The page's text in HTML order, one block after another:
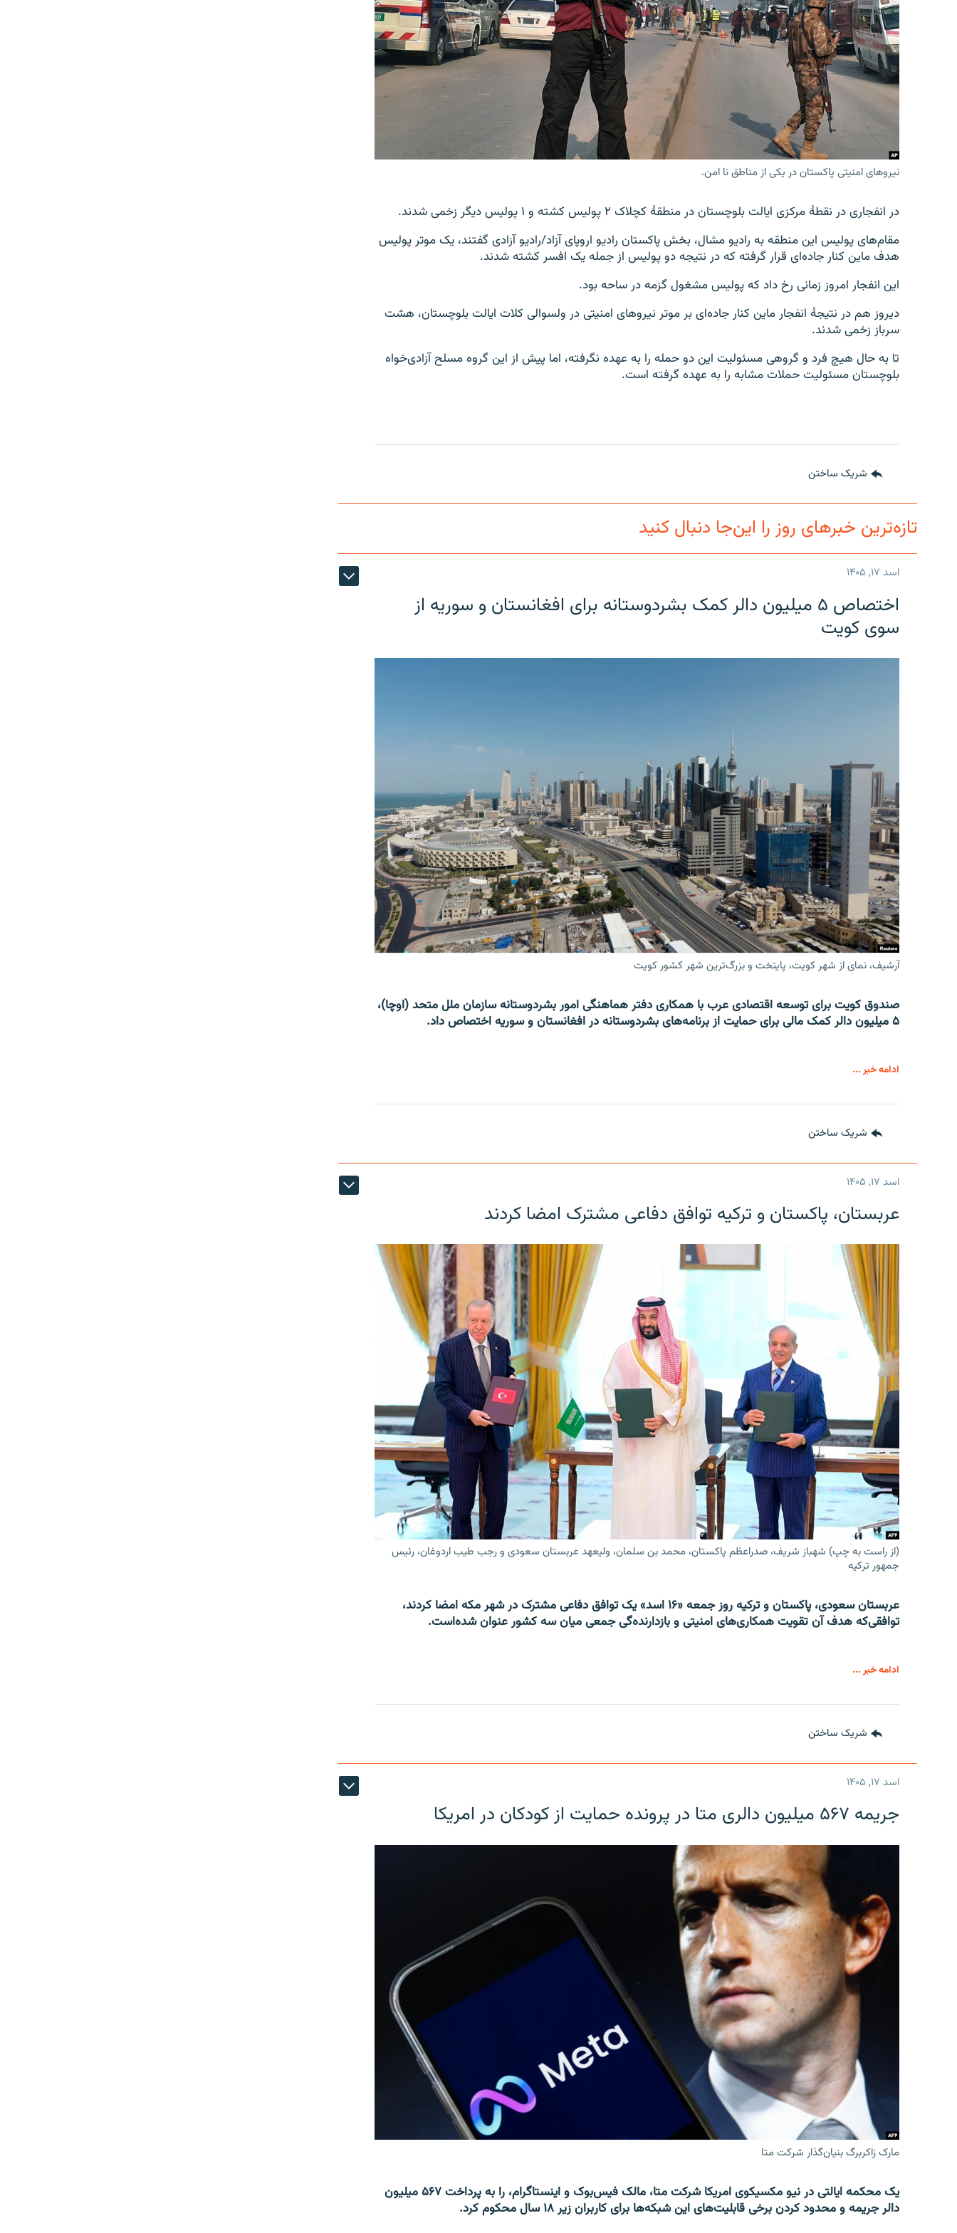
نیروهای امنیتی پاکستان در یکی از مناطق نا امن.
در انفجاری در نقطۀ مرکزی ایالت بلوچستان در منطقۀ کچلاک ۲ پولیس کشته و ۱ پولیس دیگر زخمی شدند.
مقام‌های پولیس این منطقه به رادیو مشال، بخش پاکستان رادیو اروپای آزاد/رادیو آزادی گفتند، یک موتر پولیس
هدف ماین کنار جاده‌ای قرار گرفته که در نتیجه دو پولیس از جمله یک افسر کشته شدند.
این انفجار امروز زمانی رخ داد که پولیس مشغول گزمه در ساحه بود.
دیروز هم در نتیجۀ انفجار ماین کنار جاده‌ای بر موتر نیروهای امنیتی در ولسوالی کلات ایالت بلوچستان، هشت
سرباز زخمی شدند.
تا به حال هیچ فرد و گروهی مسئولیت این دو حمله را به عهده نگرفته، اما پیش از این گروه مسلح آزادی‌خواه
بلوچستان مسئولیت حملات مشابه را به عهده گرفته است.
شریک ساختن
تازه‌ترین خبرهای روز را این‌جا دنبال کنید
اسد ۱۷, ۱۴۰۵
اختصاص ۵ میلیون دالر کمک بشردوستانه برای افغانستان و سوریه از
سوی کویت
آرشیف، نمای از شهر کویت، پایتخت و بزرگ‌ترین شهر کشور کویت
صندوق کویت برای توسعه اقتصادی عرب با همکاری دفتر هماهنگی امور بشردوستانه سازمان ملل متحد (اوچا)،
۵ میلیون دالر کمک مالی برای حمایت از برنامه‌های بشردوستانه در افغانستان و سوریه اختصاص داد.
ادامه خبر ...
شریک ساختن
اسد ۱۷, ۱۴۰۵
عربستان، پاکستان و ترکیه توافق دفاعی مشترک امضا کردند
(از راست به چپ) شهباز شریف، صدراعظم پاکستان، محمد بن سلمان، ولیعهد عربستان سعودی و رجب طیب اردوغان، رئیس
جمهور ترکیه
عربستان سعودی، پاکستان و ترکیه روز جمعه «۱۶ اسد» یک توافق دفاعی مشترک در شهر مکه امضا کردند،
توافقی‌که هدف آن تقویت همکاری‌های امنیتی و بازدارنده‌گی جمعی میان سه کشور عنوان شده‌است.
ادامه خبر ...
شریک ساختن
اسد ۱۷, ۱۴۰۵
جریمه ۵۶۷ میلیون دالری متا در پرونده حمایت از کودکان در امریکا
مارک زاکربرگ بنیان‌گذار شرکت متا
یک محکمه ایالتی در نیو مکسیکوی امریکا شرکت متا، مالک فیس‌بوک و اینستاگرام، را به پرداخت ۵۶۷ میلیون
دالر جریمه و محدود کردن برخی قابلیت‌های این شبکه‌ها برای کاربران زیر ۱۸ سال محکوم کرد.